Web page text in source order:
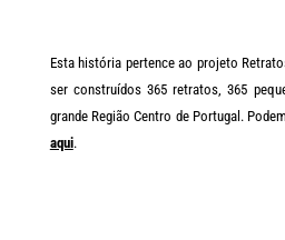
Esta história pertence ao projeto
ser construídos 365 retratos, 365
grande Região Centro de Portugal.
aqui.